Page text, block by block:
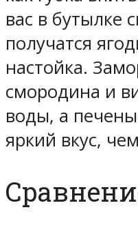
вас в бутылке
получатся
настойка.
смородина и
воды, а
яркий вкус,